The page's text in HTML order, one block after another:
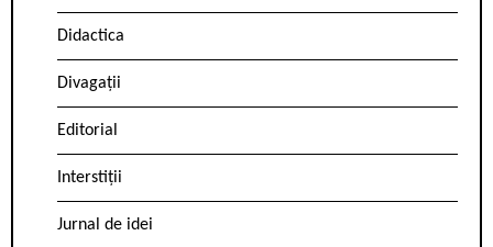
Didactica
Divagații
Editorial
Interstiții
Jurnal de idei